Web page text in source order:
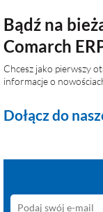
Bądź na
Comarch
Chcesz jako pierwszy
informacje o
Dołącz do